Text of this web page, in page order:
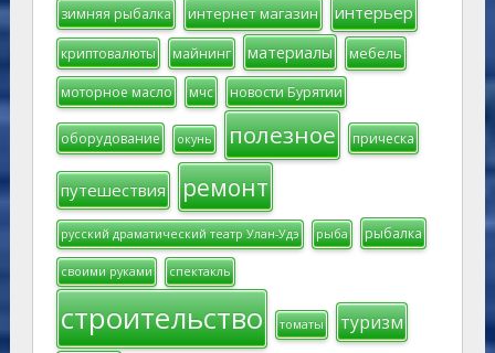
зимняя рыбалка интернет магазин интерьер
криптовалюты майнинг материалы мебель
моторное масло мчс новости Бурятии
оборудование окунь полезное прическа
путешествия ремонт
русский драматический театр Улан-Удэ рыба рыбалка
своими руками спектакль
строительство томаты туризм